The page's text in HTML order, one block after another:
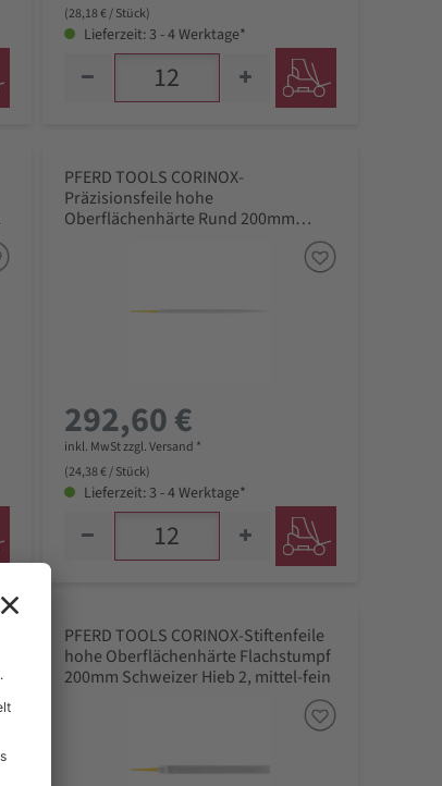
(28,18 € / Stück)
Lieferzeit: 3 - 4 Werktage*
PFERD TOOLS CORINOX-
Präzisionsfeile hohe
Oberflächenhärte Rund 200mm
292,60 €
inkl. MwSt zzgl. Versand *
(24,38 € / Stück)
Lieferzeit: 3 - 4 Werktage*
PFERD TOOLS CORINOX-Stiftenfeile
hohe Oberflächenhärte Flachstumpf
200mm Schweizer Hieb 2, mittel-fein